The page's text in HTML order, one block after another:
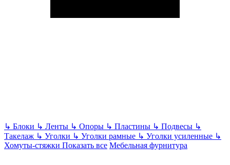
↳ Блоки ↳ Ленты ↳ Опоры ↳ Пластины ↳ Подвесы ↳
Такелаж ↳ Уголки ↳ Уголки рамные ↳ Уголки усиленные ↳
Хомуты-стяжки Показать все Мебельная фурнитура